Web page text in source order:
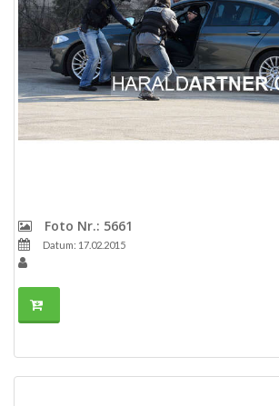
Foto Nr.: 5661
Datum: 17.02.2015